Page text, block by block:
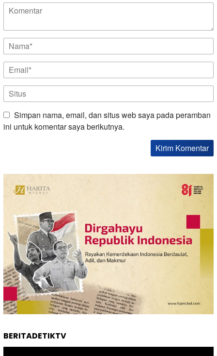
Simpan nama, email, dan situs web saya pada peramban
ini untuk komentar saya berikutnya.
BERITADETIKTV